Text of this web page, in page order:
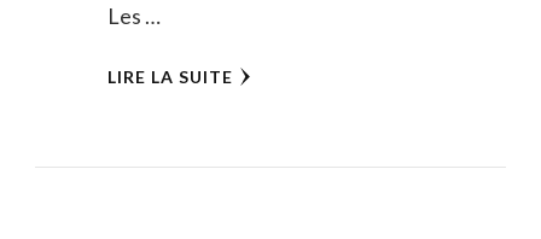
Les …
LIRE LA SUITE